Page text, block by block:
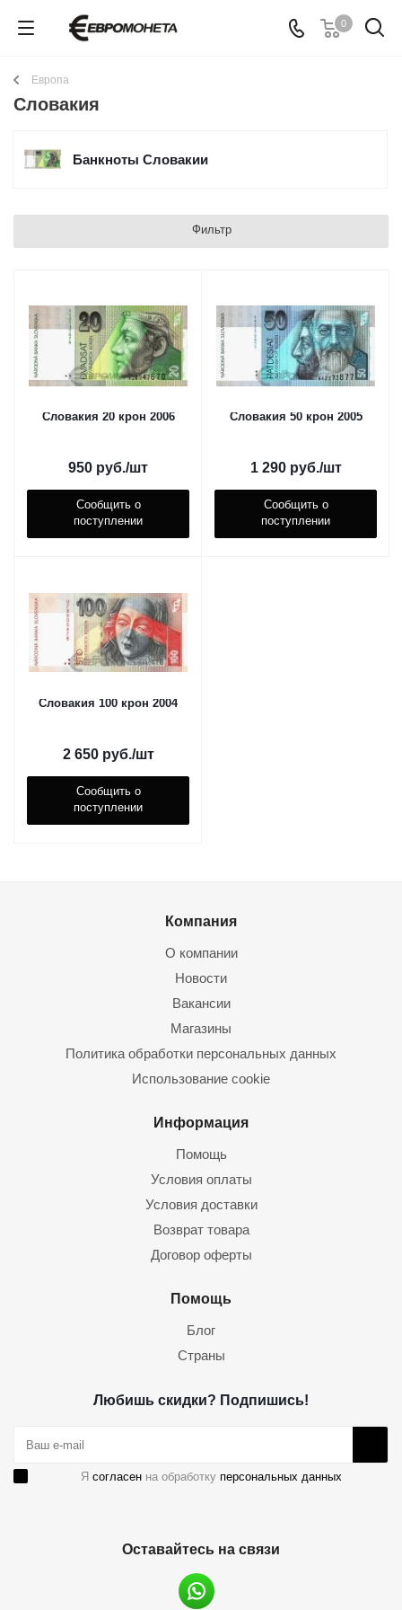
0
Европа
Словакия
Банкноты Словакии
Фильтр
Словакия 20 крон 2006
950 руб./шт
Сообщить о
поступлении
Словакия 50 крон 2005
1 290руб./шт
Сообщить о
поступлении
Словакия 100 крон 2004
2 650руб./шт
Сообщить о
поступлении
Компания
О компании
Новости
Вакансии
Магазины
Политика обработки персональных данных
Использование cookie
Информация
Помощь
Условия оплаты
Условия доставки
Возврат товара
Договор оферты
Помощь
Блог
Страны
Любишь скидки? Подпишись!
Я согласен на обработку персональных данных
Оставайтесь на связи